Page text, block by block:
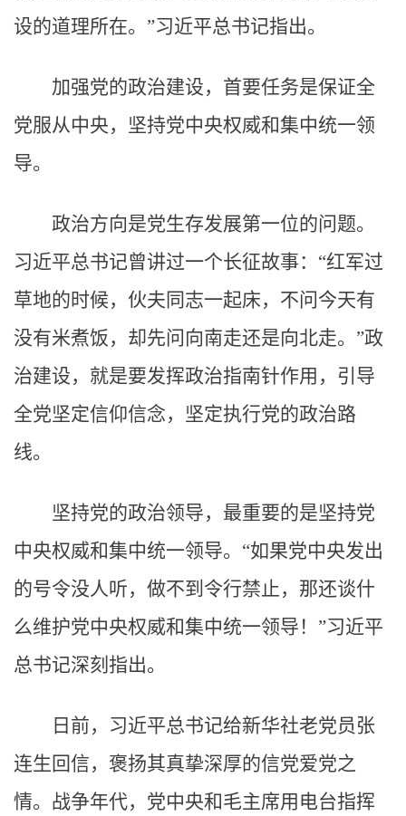
设的道理所在。”习近平总书记指出。
加强党的政治建设，首要任务是保证全
党服从中央，坚持党中央权威和集中统一领
导。
政治方向是党生存发展第一位的问题。
习近平总书记曾讲过一个长征故事：“红军过
草地的时候，伙夫同志一起床，不问今天有
没有米煮饭，却先问向南走还是向北走。”政
治建设，就是要发挥政治指南针作用，引导
全党坚定信仰信念，坚定执行党的政治路
线。
坚持党的政治领导，最重要的是坚持党
中央权威和集中统一领导。“如果党中央发出
的号令没人听，做不到令行禁止，那还谈什
么维护党中央权威和集中统一领导！”习近平
总书记深刻指出。
日前，习近平总书记给新华社老党员张
连生回信，褒扬其真挚深厚的信党爱党之
情。战争年代，党中央和毛主席用电台指挥